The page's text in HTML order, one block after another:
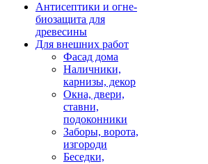
Антисептики и огне-
биозащита для
древесины
Для внешних работ
Фасад дома
Наличники,
карнизы, декор
Окна, двери,
ставни,
подоконники
Заборы, ворота,
изгороди
Беседки,